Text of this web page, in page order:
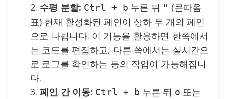
수평 분할: Ctrl + b 누른 뒤 " (큰따옴
표) 현재 활성화된 페인이 상하 두 개의 페인
으로 나뉩니다. 이 기능을 활용하면 한쪽에서
는 코드를 편집하고, 다른 쪽에서는 실시간으
로 로그를 확인하는 등의 작업이 가능해집니
다.
페인 간 이동: Ctrl + b 누른 뒤 o 또는